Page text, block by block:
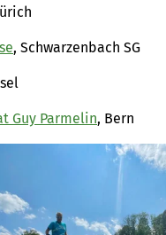
, Schwarzenbach SG
Guy Parmelin, Bern